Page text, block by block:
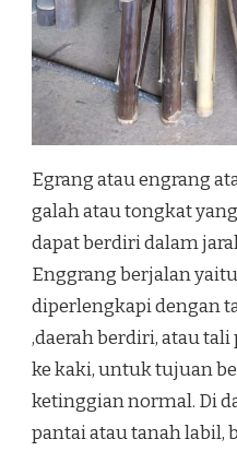
Egrang atau engrang
galah atau tongkat
dapat berdiri dalam
Enggrang berjalan
diperlengkapi dengan
,daerah berdiri, atau
ke kaki, untuk tujuan
ketinggian normal. Di
pantai atau tanah labil,